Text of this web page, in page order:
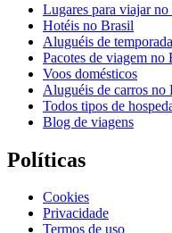
Lugares para viajar no
Hotéis no Brasil
Aluguéis de
Pacotes de viagem no
Voos domésticos
Aluguéis de carros no
Todos tipos de
Blog de viagens
Políticas
Cookies
Privacidade
Termos de uso